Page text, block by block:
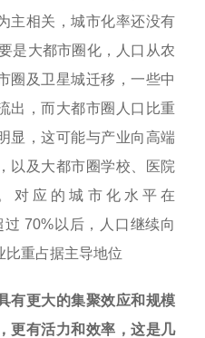
主相关，城市化率还没有
是大都市圈化，人口从农
圈及卫星城迁移，一些中
出，而大都市圈人口比重
显，这可能与产业向高端
以及大都市圈学校、医院
对应的城市化水平在
70%以后，人口继续向
比重占据主导地位
有更大的集聚效应和规模
更有活力和效率，这是几